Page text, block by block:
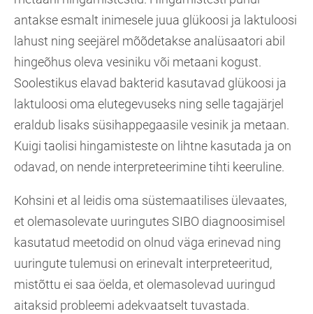
antakse esmalt inimesele juua glükoosi ja laktuloosi
lahust ning seejärel mõõdetakse analüsaatori abil
hingeõhus oleva vesiniku või metaani kogust.
Soolestikus elavad bakterid kasutavad glükoosi ja
laktuloosi oma elutegevuseks ning selle tagajärjel
eraldub lisaks süsihappegaasile vesinik ja metaan.
Kuigi taolisi hingamisteste on lihtne kasutada ja on
odavad, on nende interpreteerimine tihti keeruline.
Kohsini et al leidis oma süstemaatilises ülevaates,
et olemasolevate uuringutes SIBO diagnoosimisel
kasutatud meetodid on olnud väga erinevad ning
uuringute tulemusi on erinevalt interpreteeritud,
mistõttu ei saa öelda, et olemasolevad uuringud
aitaksid probleemi adekvaatselt tuvastada.